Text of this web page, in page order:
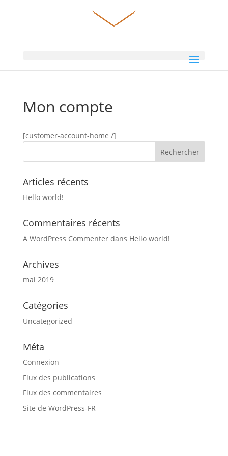
Mon compte
[customer-account-home /]
Articles récents
Hello world!
Commentaires récents
A WordPress Commenterdans Hello world!
Archives
mai 2019
Catégories
Uncategorized
Méta
Connexion
Flux des publications
Flux des commentaires
Site de WordPress-FR